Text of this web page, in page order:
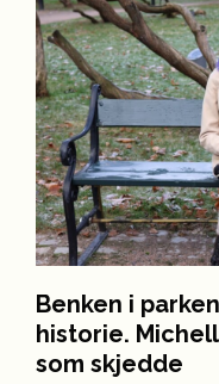
Benken i
historie.
som skjedde